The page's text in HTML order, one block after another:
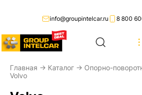
8 800
info@groupintelcar.ru
Главная → Каталог → Опорно-
Volvo